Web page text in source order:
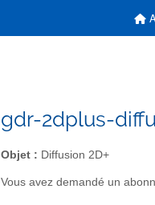
gdr-2dplus-
Objet : Diffusion 2D+
Vous avez demandé un